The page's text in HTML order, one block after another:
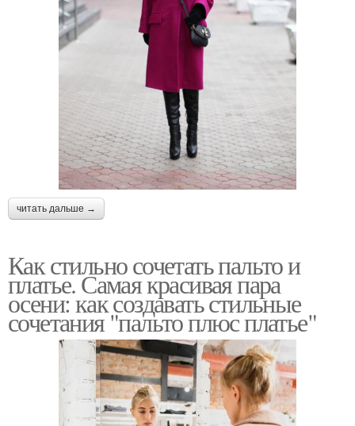
читать дальше →
Как стильно сочетать пальто и
платье. Самая красивая пара
осени: как создавать стильные
сочетания "пальто плюс платье"